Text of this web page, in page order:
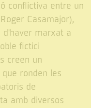
conflictiva entre un
Casamajor),
marxat a
fictici
creen un
ronden les
de
amb diversos